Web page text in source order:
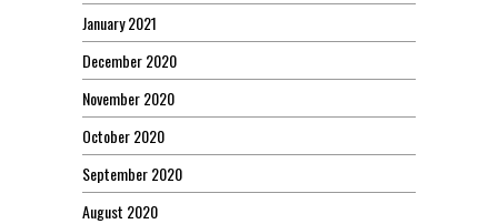
January 2021
December 2020
November 2020
October 2020
September 2020
August 2020